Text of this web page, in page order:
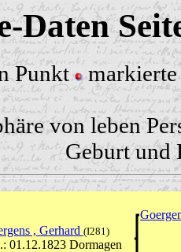
Daten
Punkt markierte
von leben
Geburt und
, Gerhard (I281)
01.12.1823 Dormagen